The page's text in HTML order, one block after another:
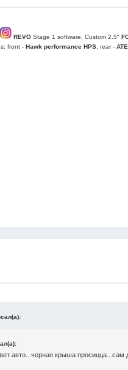
REVO Stage 1 software, Custom 2.5"
front - Hawk performance HPS , rear - АТЕ
авто...черная крыша просицца...сам